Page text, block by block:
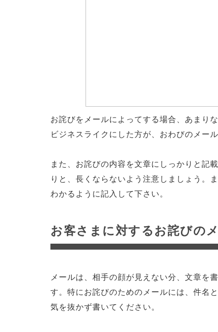
お詫びをメールによってする場合、あまり
ビジネスライクにした方が、おわびのメー
また、お詫びの内容を文章にしっかりと記
りと、長くならないよう注意しましょう。
わかるように記入して下さい。
お客さまに対するお詫びの
メールは、相手の顔が見えない分、文章を
す。特にお詫びのためのメールには、件名
気を抜かず書いてください。